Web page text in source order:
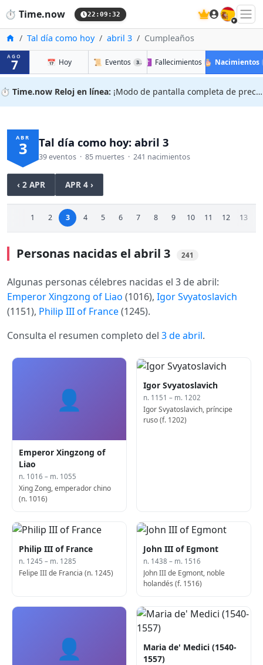
⏱️ Time.now 22:09:33 🇪🇸
InicioTal día como hoy abril 3 Cumpleaños
AGO
7 📅 Hoy 📜 Eventos 39 ✝️ Fallecimientos 85
🎂 Nacimientos
⏱️ Time.now Reloj en línea: ¡Modo de pantalla completa de precisión!
ABR
3 Tal día como hoy: abril 3
39 eventos · 85 muertes · 241 nacimientos
‹ 2 APR APR 4 ›
1 2 3 4 5 6 7 8 9 10 11 12 13
Personas nacidas el abril 3 241
Algunas personas célebres nacidas el 3 de abril:
Emperor Xingzong of Liao (1016), Igor Svyatoslavich
(1151), Philip III of France(1245).
Consulta el resumen completo del 3 de abril.
👤
Emperor Xingzong of
Liao
n. 1016 – m. 1055
Xing Zong, emperador chino
(n. 1016)
Igor Svyatoslavich
n. 1151 – m. 1202
Igor Svyatoslavich, príncipe
ruso (f. 1202)
Philip III of France
n. 1245 – m. 1285
Felipe III de Francia (n. 1245)
John III of Egmont
n. 1438 – m. 1516
John III de Egmont, noble
holandés (f. 1516)
👤
Maria de' Medici (1540-
1557)